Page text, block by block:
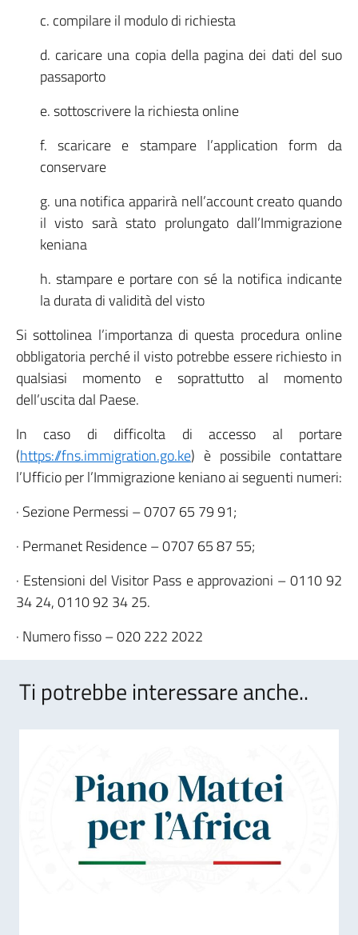
c. compilare il modulo di richiesta
d. caricare una copia della pagina dei dati del suo
passaporto
e. sottoscrivere la richiesta online
f. scaricare e stampare l’application form da
conservare
g. una notifica apparirà nell’account creato quando
il visto sarà stato prolungato dall’Immigrazione
keniana
h. stampare e portare con sé la notifica indicante
la durata di validità del visto
Si sottolinea l’importanza di questa procedura online
obbligatoria perché il visto potrebbe essere richiesto in
qualsiasi momento e soprattutto al momento
dell’uscita dal Paese.
In caso di difficolta di accesso al portare
(https://fns.immigration.go.ke) è possibile contattare
l’Ufficio per l’Immigrazione keniano ai seguenti numeri:
· Sezione Permessi – 0707 65 79 91;
· Permanet Residence – 0707 65 87 55;
· Estensioni del Visitor Pass e approvazioni – 0110 92
34 24, 0110 92 34 25.
· Numero fisso – 020 222 2022
Ti potrebbe interessare anche..